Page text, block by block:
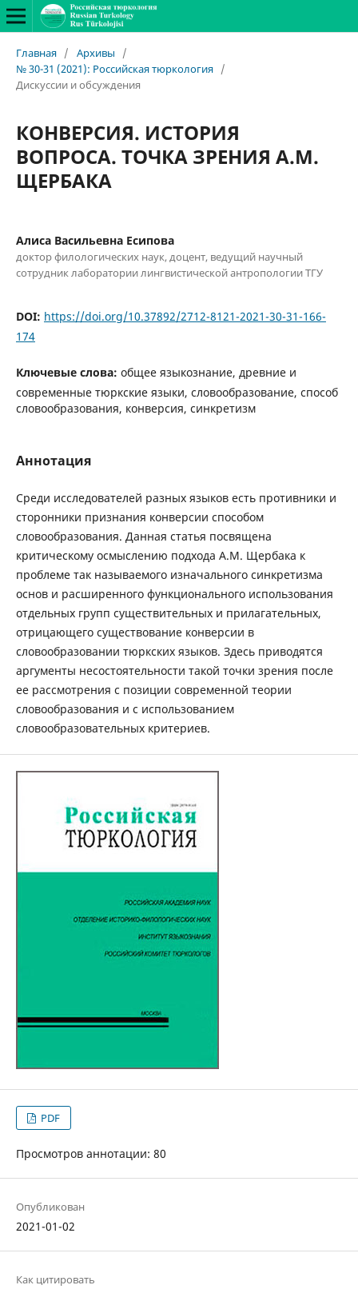
Главная / Архивы
/
№ 30-31 (2021): Российская тюркология /
Дискуссии и обсуждения
КОНВЕРСИЯ. ИСТОРИЯ
ВОПРОСА. ТОЧКА ЗРЕНИЯ А.М.
ЩЕРБАКА
Алиса Васильевна Есипова
доктор филологических наук, доцент, ведущий научный
сотрудник лаборатории лингвистической антропологии ТГУ
DOI: https://doi.org/10.37892/2712-8121-2021-30-31-166-
174
Ключевые слова: общее языкознание, древние и
современные тюркские языки, словообразование, способ
словообразования, конверсия, синкретизм
Аннотация
Среди исследователей разных языков есть противники и
сторонники признания конверсии способом
словообразования. Данная статья посвящена
критическому осмыслению подхода А.М. Щербака к
проблеме так называемого изначального синкре­тизма
основ и расширенного функционального использования
отдельных групп существительных и прилагательных,
отрицающего существование конверсии в
словообразовании тюркских языков. Здесь приводятся
аргументы несостоятельности такой точки зрения после
ее рассмотрения с позиции современной теории
словообразования и с использованием
словообразовательных критериев.
PDF
Просмотров аннотации: 80
Опубликован
2021-01-02
Как цитировать